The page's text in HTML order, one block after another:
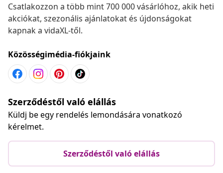
Csatlakozzon a több mint 700 000 vásárlóhoz, akik heti
akciókat, szezonális ajánlatokat és újdonságokat
kapnak a vidaXL-től.
Közösségimédia-fiókjaink
Szerződéstől való elállás
Küldj be egy rendelés lemondására vonatkozó
kérelmet.
Szerződéstől való elállás